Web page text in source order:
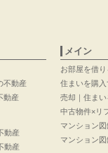
不動産
動産
動産
動産
メイン
お部屋を借り
住まいを購入
売却｜住ま
中古物件×リ
マンション
マンション